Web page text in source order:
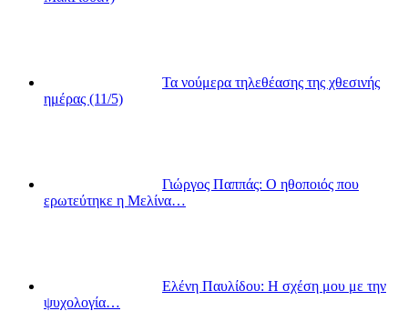
Τα νούμερα τηλεθέασης της χθεσινής
ημέρας (11/5)
Γιώργος Παππάς: Ο ηθοποιός που
ερωτεύτηκε η Μελίνα…
Ελένη Παυλίδου: Η σχέση μου με την
ψυχολογία…